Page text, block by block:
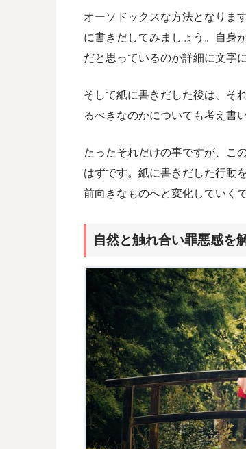
オーソドックスな方法となりま
に書きだしてみましょう。自身
だと思っているのか詳細に文字
そして紙に書きだした後は、そ
るべきなのかについても考え書
たったそれだけの事ですが、こ
はずです。紙に書きだした行動
前向きなものへと変化していく
自然と触れ合い罪悪感を